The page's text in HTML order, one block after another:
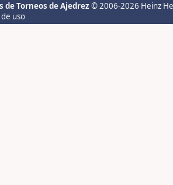
de Torneos de Ajedrez © 2006-2026 Heinz
uso